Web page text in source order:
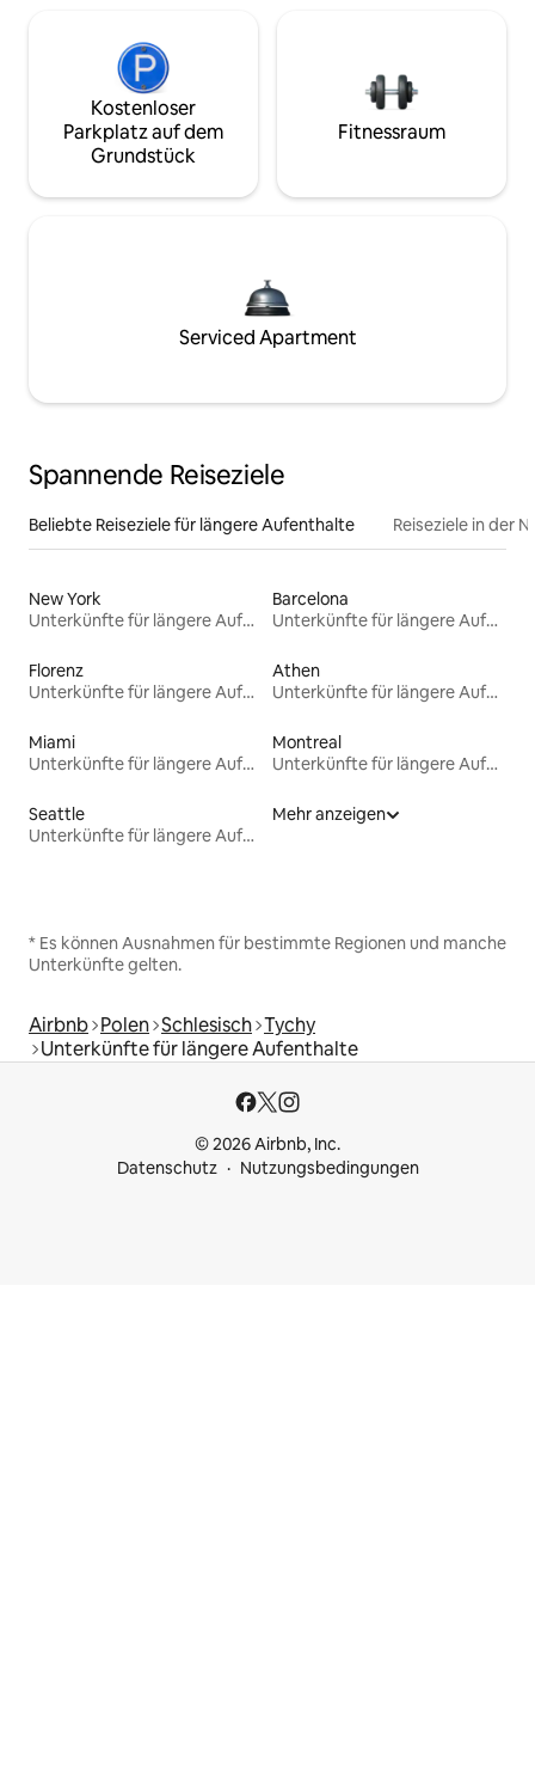
Kostenloser
Parkplatz auf dem
Grundstück
Fitnessraum
Serviced Apartment
Spannende Reiseziele
Beliebte Reiseziele für längere Aufenthalte Reiseziele in der
New York
Unterkünfte für längere Aufenthalte
Barcelona
Unterkünfte für längere Aufenthalte
Florenz
Unterkünfte für längere Aufenthalte
Athen
Unterkünfte für längere Aufenthalte
Miami
Unterkünfte für längere Aufenthalte
Montreal
Unterkünfte für längere Aufenthalte
Seattle
Unterkünfte für längere Aufenthalte
Mehr anzeigen
* Es können Ausnahmen für bestimmte Regionen und manche
Unterkünfte gelten.
Airbnb Polen Schlesisch Tychy
Unterkünfte für längere Aufenthalte
© 2026 Airbnb, Inc.
Datenschutz
Nutzungsbedingungen